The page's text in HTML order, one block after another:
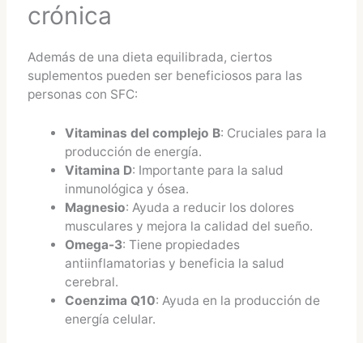
crónica
Además de una dieta equilibrada, ciertos
suplementos pueden ser beneficiosos para las
personas con SFC:
Vitaminas del complejo B: Cruciales para la
producción de energía.
Vitamina D: Importante para la salud
inmunológica y ósea.
Magnesio: Ayuda a reducir los dolores
musculares y mejora la calidad del sueño.
Omega-3: Tiene propiedades
antiinflamatorias y beneficia la salud
cerebral.
Coenzima Q10: Ayuda en la producción de
energía celular.